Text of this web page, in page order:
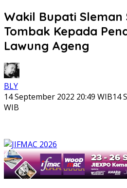
Wakil Bupati Sleman
Tombak Kepada
Lawung Ageng
BLY
14 September 2022 20:49 WIB14
WIB